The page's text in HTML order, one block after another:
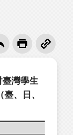
臺灣學生
、日、